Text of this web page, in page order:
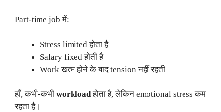
Part-time job में:
Stress limited होता है
Salary fixed होती है
Work खत्म होने के बाद tension नहीं रहती
हाँ, कभी-कभी workloadहोता है, लेकिन emotional stress कम
रहता है।